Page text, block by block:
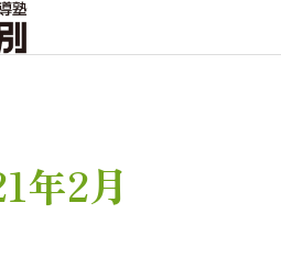
年2月